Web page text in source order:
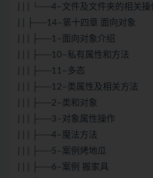
| | | └──4–文件及文件夹的相关操
| | ├──14–第十四章 面向对象
| | | ├──1–面向对象介绍
| | | ├──10–私有属性和方法
| | | ├──11–多态
| | | ├──12–类属性及相关方法
| | | ├──2–类和对象
| | | ├──3–对象属性操作
| | | ├──4–魔法方法
| | | ├──5–案例烤地瓜
| | | ├──6–案例 搬家具